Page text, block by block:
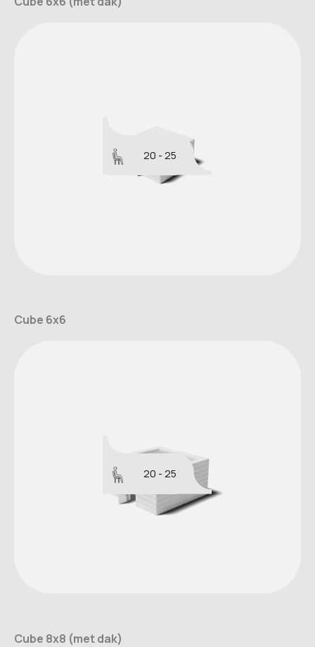
20 - 25
Cube 6x6
20 - 25
Cube 8x8 (met dak)